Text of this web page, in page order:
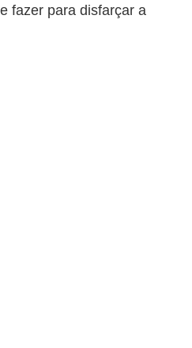
fazer para disfarçar a